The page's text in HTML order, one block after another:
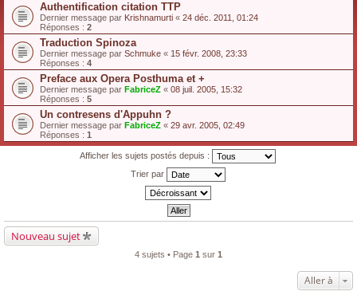
Authentification citation TTP
Dernier message par Krishnamurti « 24 déc. 2011, 01:24
Réponses : 2
Traduction Spinoza
Dernier message par Schmuke « 15 févr. 2008, 23:33
Réponses : 4
Preface aux Opera Posthuma et +
Dernier message par FabriceZ « 08 juil. 2005, 15:32
Réponses : 5
Un contresens d'Appuhn ?
Dernier message par FabriceZ « 29 avr. 2005, 02:49
Réponses : 1
Afficher les sujets postés depuis :
Trier par
Nouveau sujet
4 sujets • Page 1 sur 1
Aller à